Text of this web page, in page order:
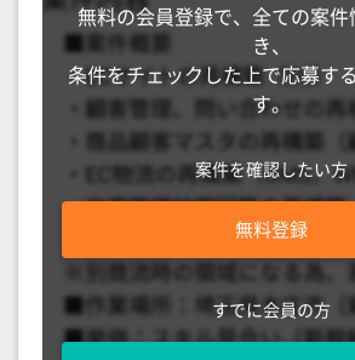
無料の会員登録で、全ての案
き、
条件をチェックした上で応募す
す。
案件を確認したい方
無料登録
すでに会員の方